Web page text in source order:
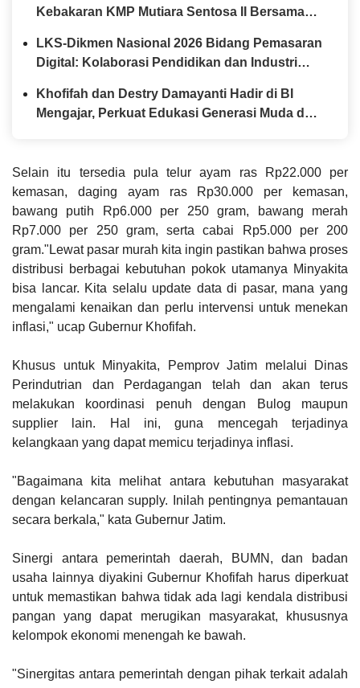
Kebakaran KMP Mutiara Sentosa II Bersama
LKS-Dikmen Nasional 2026 Bidang Pemasaran
Digital: Kolaborasi Pendidikan dan Industri
Khofifah dan Destry Damayanti Hadir di BI
Mengajar, Perkuat Edukasi Generasi Muda dan
Selain itu tersedia pula telur ayam ras Rp22.000 per
kemasan, daging ayam ras Rp30.000 per kemasan,
bawang putih Rp6.000 per 250 gram, bawang merah
Rp7.000 per 250 gram, serta cabai Rp5.000 per 200
gram."Lewat pasar murah kita ingin pastikan bahwa proses
distribusi berbagai kebutuhan pokok utamanya Minyakita
bisa lancar. Kita selalu update data di pasar, mana yang
mengalami kenaikan dan perlu intervensi untuk menekan
inflasi," ucap Gubernur Khofifah.
Khusus untuk Minyakita, Pemprov Jatim melalui Dinas
Perindutrian dan Perdagangan telah dan akan terus
melakukan koordinasi penuh dengan Bulog maupun
supplier lain. Hal ini, guna mencegah terjadinya
kelangkaan yang dapat memicu terjadinya inflasi.
"Bagaimana kita melihat antara kebutuhan masyarakat
dengan kelancaran supply. Inilah pentingnya pemantauan
secara berkala," kata Gubernur Jatim.
Sinergi antara pemerintah daerah, BUMN, dan badan
usaha lainnya diyakini Gubernur Khofifah harus diperkuat
untuk memastikan bahwa tidak ada lagi kendala distribusi
pangan yang dapat merugikan masyarakat, khususnya
kelompok ekonomi menengah ke bawah.
"Sinergitas antara pemerintah dengan pihak terkait adalah